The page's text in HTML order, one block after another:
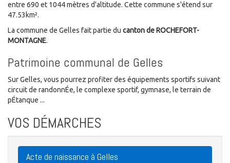
entre 690 et 1044 mètres d'altitude. Cette commune s'étend sur
47.53km².
La commune de Gelles fait partie du canton de ROCHEFORT-
MONTAGNE.
Patrimoine communal de Gelles
Sur Gelles, vous pourrez profiter des équipements sportifs suivant
circuit de randonnÉe, le complexe sportif, gymnase, le terrain de
pÉtanque ...
VOS DÉMARCHES
Acte de naissance à Gelles